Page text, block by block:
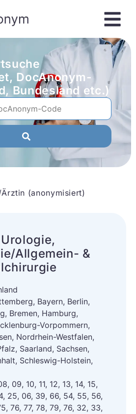
DocAnonym-
Bundesland etc.)
(anonymisiert)
Allgemein- &
Bayern, Berlin,
Bremen, Hamburg,
Vorpommern,
Nordrhein-Westfalen,
Saarland, Sachsen,
Schleswig-Holstein,
09, 10, 11, 12, 13, 14, 15,
25, 06, 39, 66, 54, 55, 56,
76, 77, 78, 79, 76, 32, 33,